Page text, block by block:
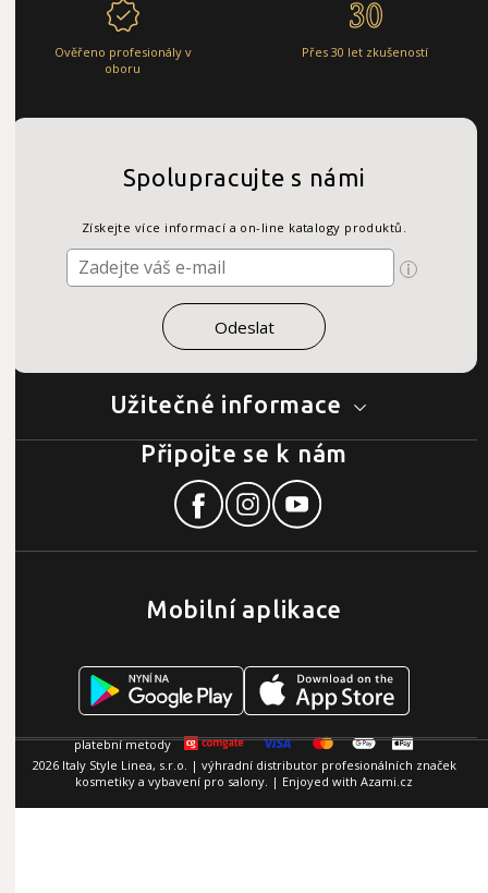
Ověřeno profesionály v
oboru
Přes 30 let zkušeností
Užitečné informace
Spolupracujte s námi
Získejte více informací a on-line katalogy produktů.
Mobilní aplikace
Připojte se k nám
2026 Italy Style Linea, s.r.o. | výhradní distributor profesionálních značek
kosmetiky a vybavení pro salony. | Enjoyed with Azami.cz